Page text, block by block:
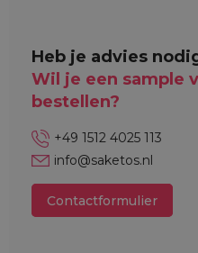
Heb je advies
Wil je een sample
bestellen?
+49 1512 4025 113
info@saketos.nl
Contactformulier